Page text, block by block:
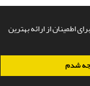
اطمینان از ارائه بهترین
شدم
علمی.طراحی و پیاده سازی از